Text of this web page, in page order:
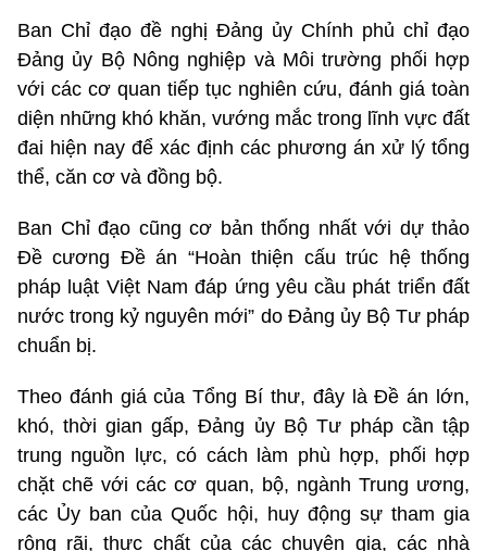
Ban Chỉ đạo đề nghị Đảng ủy Chính phủ chỉ đạo
Đảng ủy Bộ Nông nghiệp và Môi trường phối hợp
với các cơ quan tiếp tục nghiên cứu, đánh giá toàn
diện những khó khăn, vướng mắc trong lĩnh vực đất
đai hiện nay để xác định các phương án xử lý tổng
thể, căn cơ và đồng bộ.
Ban Chỉ đạo cũng cơ bản thống nhất với dự thảo
Đề cương Đề án “Hoàn thiện cấu trúc hệ thống
pháp luật Việt Nam đáp ứng yêu cầu phát triển đất
nước trong kỷ nguyên mới” do Đảng ủy Bộ Tư pháp
chuẩn bị.
Theo đánh giá của Tổng Bí thư, đây là Đề án lớn,
khó, thời gian gấp, Đảng ủy Bộ Tư pháp cần tập
trung nguồn lực, có cách làm phù hợp, phối hợp
chặt chẽ với các cơ quan, bộ, ngành Trung ương,
các Ủy ban của Quốc hội, huy động sự tham gia
rộng rãi, thực chất của các chuyên gia, các nhà